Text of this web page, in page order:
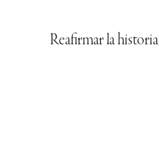
Reafirmar la historia